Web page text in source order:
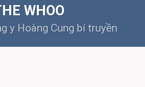
WHOO
y Hoàng Cung bí truyền